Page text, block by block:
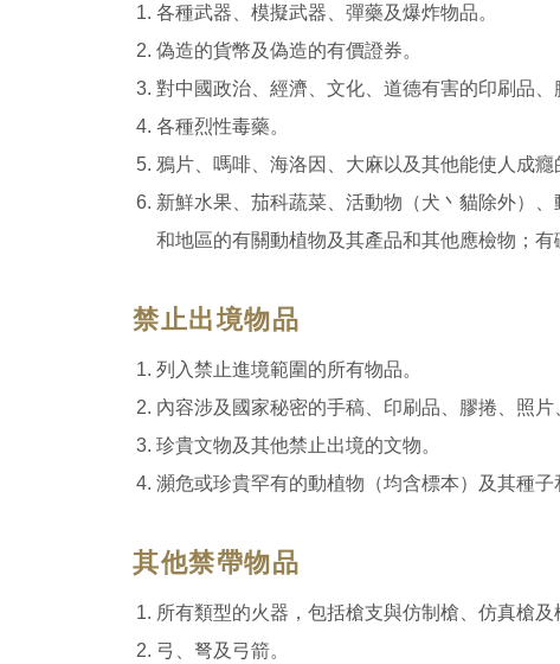
各種武器、模擬武器、彈藥及爆炸物品。
偽造的貨幣及偽造的有價證券。
對中國政治、經濟、文化、道德有害的印刷品
各種烈性毒藥。
鴉片、嗎啡、海洛因、大麻以及其他能使人成癮
新鮮水果、茄科蔬菜、活動物（犬丶貓除外）
和地區的有關動植物及其產品和其他應檢物；
禁止出境物品
列入禁止進境範圍的所有物品。
內容涉及國家秘密的手稿、印刷品、膠捲、照
珍貴文物及其他禁止出境的文物。
瀕危或珍貴罕有的動植物（均含標本）及其種子
其他禁帶物品
所有類型的火器，包括槍支與仿制槍、仿真槍及
弓、弩及弓箭。